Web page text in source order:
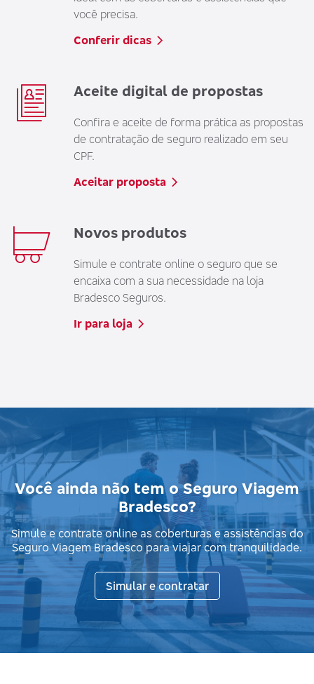
você precisa.
Conferir dicas
Aceite digital de propostas
Confira e aceite de forma prática as propostas
de contratação de seguro realizado em seu
CPF.
Aceitar proposta
Novos produtos
Simule e contrate online o seguro que se
encaixa com a sua necessidade na loja
Bradesco Seguros.
Ir para loja
Você ainda não tem o Seguro Viagem
Bradesco?
Simule e contrate online as coberturas e assistências do
Seguro Viagem Bradesco para viajar com tranquilidade.
Simular e contratar